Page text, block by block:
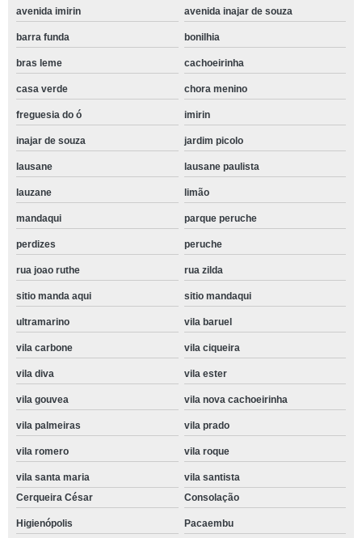
avenida imirin avenida inajar de souza
barra funda bonilhia
bras leme cachoeirinha
casa verde chora menino
freguesia do ó imirin
inajar de souza jardim picolo
lausane lausane paulista
lauzane limão
mandaqui parque peruche
perdizes peruche
rua joao ruthe rua zilda
sitio manda aqui sitio mandaqui
ultramarino vila baruel
vila carbone vila ciqueira
vila diva vila ester
vila gouvea vila nova cachoeirinha
vila palmeiras vila prado
vila romero vila roque
vila santa maria
vila santista
Cerqueira César
Consolação
Higienópolis Pacaembu